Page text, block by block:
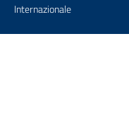
Internazionale